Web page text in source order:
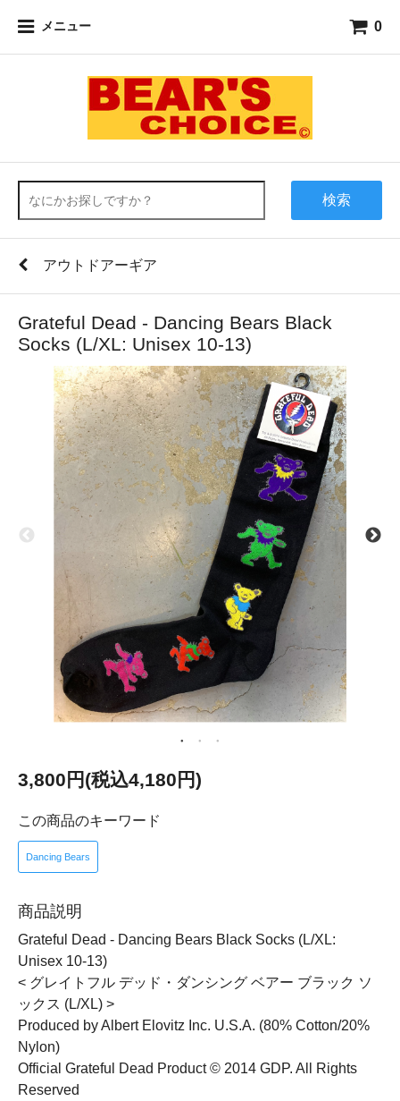
メニュー 0
検索
アウトドアーギア
Grateful Dead - Dancing Bears Black
Socks (L/XL: Unisex 10-13)
3,800円(税込4,180円)
この商品のキーワード
Dancing Bears
商品説明
Grateful Dead - Dancing Bears Black Socks (L/XL:
Unisex 10-13)
< グレイトフル デッド・ダンシング ベアー ブラック ソ
ックス (L/XL) >
Produced by Albert Elovitz Inc. U.S.A. (80% Cotton/20%
Nylon)
Official Grateful Dead Product © 2014 GDP. All Rights
Reserved